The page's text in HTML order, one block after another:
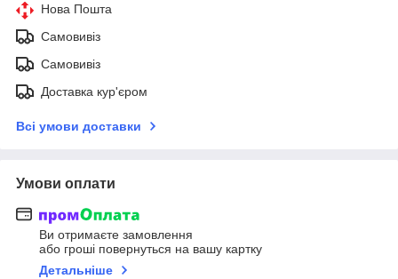
Нова Пошта
Самовивіз
Самовивіз
Доставка кур'єром
Всі умови доставки
Умови оплати
Ви отримаєте замовлення
або гроші повернуться на вашу картку
Детальніше